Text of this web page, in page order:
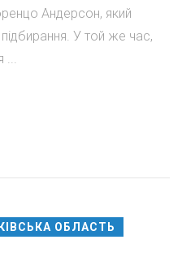
Андерсон, який
У той же час,
...
ОБЛАСТЬ